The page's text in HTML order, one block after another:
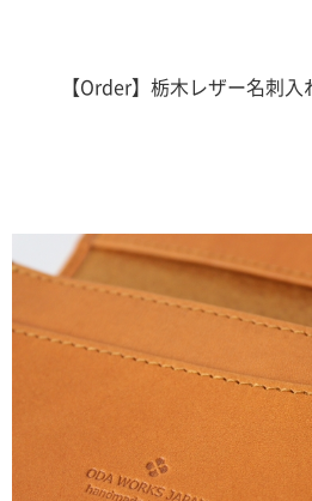
【Order】栃木レザー名刺入